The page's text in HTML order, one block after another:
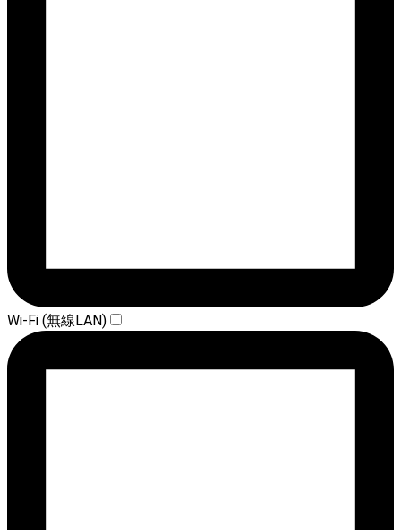
Wi-Fi (無線LAN)